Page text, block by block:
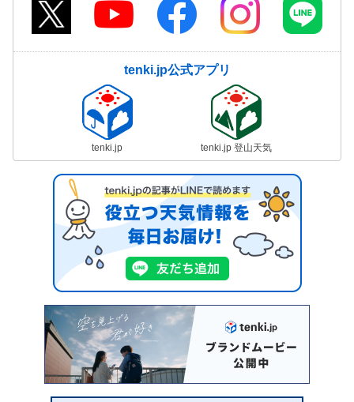
tenki.jp公式アプリ
tenki.jp tenki.jp 登山天気